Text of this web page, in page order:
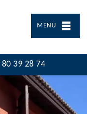
MENU
80 39 28 74